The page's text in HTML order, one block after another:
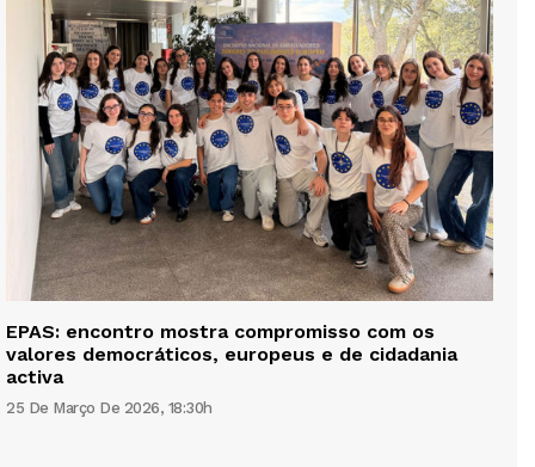
EPAS: encontro mostra compromisso com os
valores democráticos, europeus e de cidadania
activa
25 De Março De 2026, 18:30h